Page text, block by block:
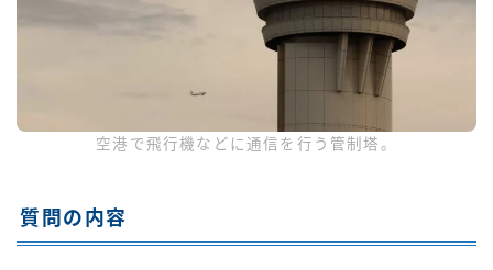
空港で飛行機などに通信を行う管制塔。
質問の内容